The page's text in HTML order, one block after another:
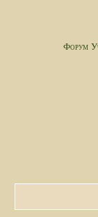
Форум